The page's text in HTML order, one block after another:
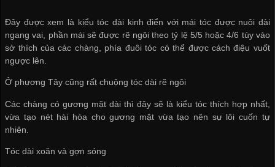
Đây được xem là kiểu tóc dài kinh điển với mái tóc được nuôi dài
ngang vai, phần mái sẽ được rẽ ngôi theo tỷ lệ 5/5 hoặc 4/6 tùy vào
sở thích của các chàng, phía đuôi tóc có thể được cách điệu vuốt
ngược lên.
Ở phương Tây cũng rất chuộng tóc dài rẽ ngôi
Các chàng có gương mặt dài thì đây sẽ là kiểu tóc thích hợp nhất,
vừa tạo nét hài hòa cho gương mặt vừa tạo nên sự lôi cuốn tự
nhiên.
Tóc dài xoăn và gợn sóng